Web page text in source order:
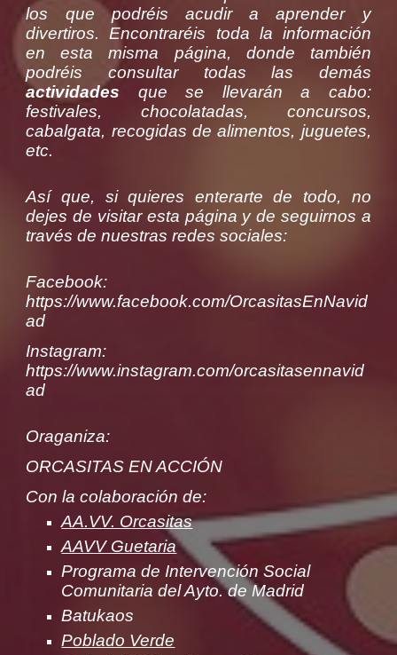
los que podréis acudir a aprender y
divertiros. Encontraréis toda la información
en esta misma página, donde también
podréis consultar todas las demás
actividades que se llevarán a cabo:
festivales, chocolatadas, concursos,
cabalgata, recogidas de alimentos, juguetes,
etc.
Así que, si quieres enterarte de todo, no
dejes de visitar esta página y de seguirnos a
través de nuestras redes sociales:
Facebook:
https://www.facebook.com/OrcasitasEnNavid
ad
Instagram:
https://www.instagram.com/orcasitasennavid
ad
Oraganiza:
ORCASITAS EN ACCIÓN
Con la colaboración de:
AA.VV. Orcasitas
AAVV Guetaria
Programa de Intervención Social
Comunitaria del Ayto. de Madrid
Batukaos
Poblado Verde